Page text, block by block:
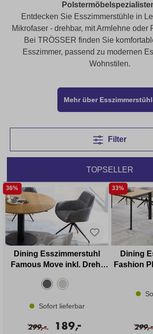
Entdecken Sie Esszimmerstühle in
Mikrofaser - drehbar, mit Armlehne oder
Bei TRÖSSER finden Sie
Esszimmer, passend zu modernen
Wohnstilen.
Mehr über
Filter
36%
Dining Esszimmerstuhl
Famous Move inkl. Dreh-
Stoff
Sofort lieferbar
299,- 189,
-
33%
Dining
Fashion
299,-